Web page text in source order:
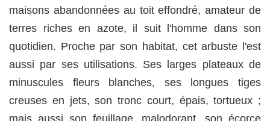
maisons abandonnées au toit effondré, amateur de
terres riches en azote, il suit l'homme dans son
quotidien. Proche par son habitat, cet arbuste l'est
aussi par ses utilisations. Ses larges plateaux de
minuscules fleurs blanches, ses longues tiges
creuses en jets, son tronc court, épais, tortueux ;